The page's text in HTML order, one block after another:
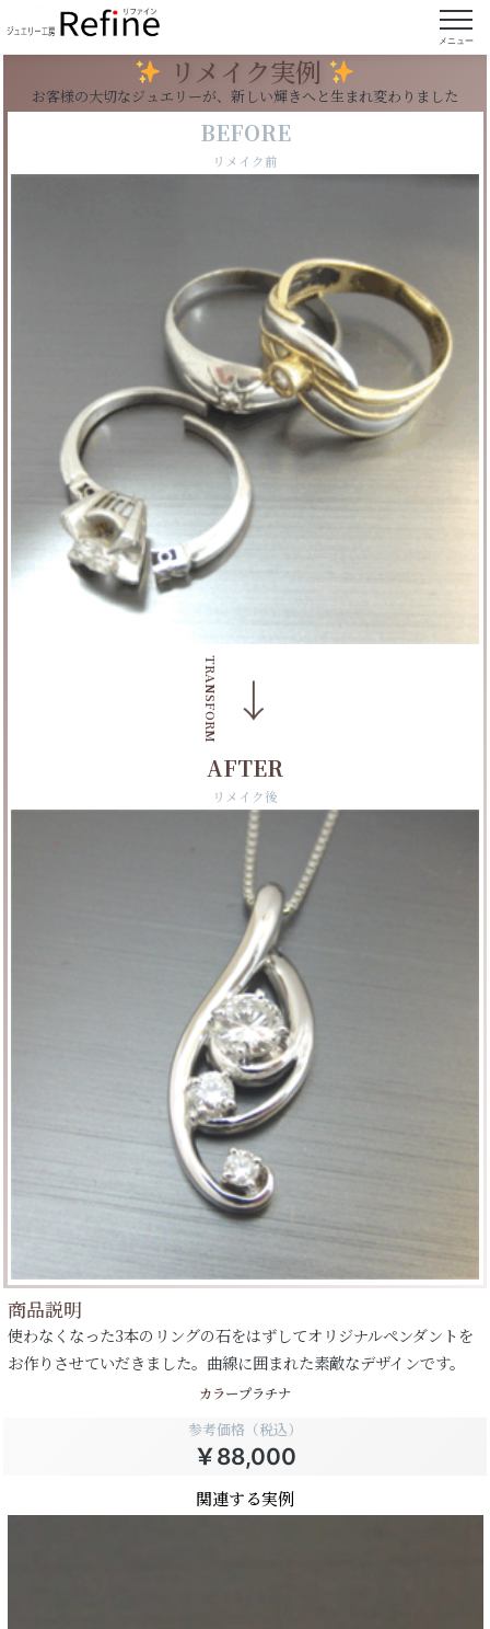
メニュー
【実例271】使わなくなった3本のリングをペンダ
ントにリフォーム
リメイク実例
お客様の大切なジュエリーが、新しい輝きへと生まれ変わりました
BEFORE
リメイク前
→
TRANSFORM
AFTER
リメイク後
商品説明
使わなくなった3本のリングの石をはずしてオリジナルペンダントを
お作りさせていだきました。曲線に囲まれた素敵なデザインです。
カラープラチナ
参考価格（税込）
￥88,000
関連する実例